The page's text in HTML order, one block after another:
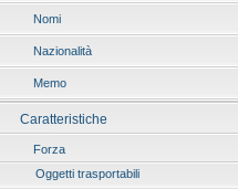
Nomi
Nazionalità
Memo
Caratteristiche
Forza
Oggetti trasportabili